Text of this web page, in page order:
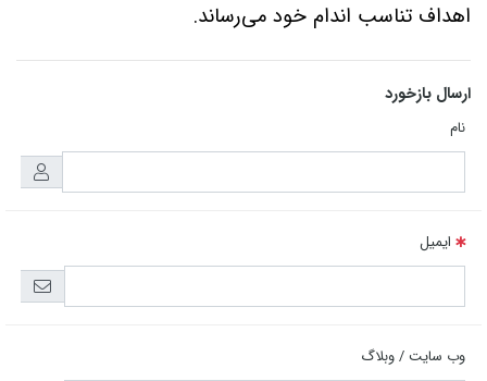
اهداف تناسب اندام خود می‌رساند.
ارسال بازخورد
نام
ایمیل
وب سایت / وبلاگ